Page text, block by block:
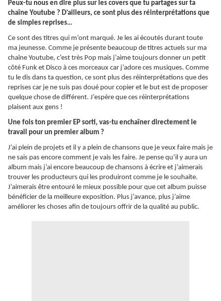
Peux-tu nous en dire plus sur les covers que tu partages sur ta
chaîne Youtube ? D’ailleurs, ce sont plus des réinterprétations que
de simples reprises…
Ce sont des titres qui m’ont marqué. Je les ai écoutés durant toute
ma jeunesse. Comme je présente beaucoup de titres actuels sur ma
chaîne Youtube, c’est très Pop mais j’aime toujours donner un petit
côté Funk et Disco à ces morceaux car j’adore ces musiques. Comme
tu le dis dans ta question, ce sont plus des réinterprétations que des
reprises car je ne suis pas doué pour copier et le but est de proposer
quelque chose de différent. J’espère que ces réinterprétations
plaisent aux gens !
Une fois ton premier EP sorti, vas-tu enchaîner directement le
travail pour un premier album ?
J’ai plein de projets et il y a plein de chansons que je veux faire mais je
ne sais pas encore comment je vais les faire. Je pense qu’il y aura un
album mais j’ai encore beaucoup de chansons à écrire et j’aimerais
trouver les producteurs qui les produiront comme je le souhaite.
J’aimerais être entouré le mieux possible pour que cet album puisse
bénéficier de la meilleure exposition. Plus j’avance, plus j’aime
améliorer les choses afin de toujours offrir de la qualité au public.